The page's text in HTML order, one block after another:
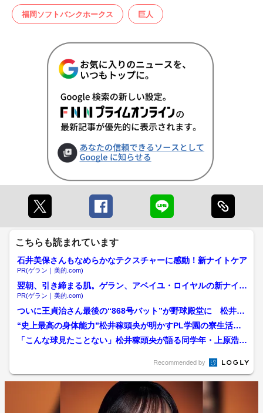
福岡ソフトバンクホークス 巨人
こちらも読まれています
石井美保さんもなめらかなテクスチャーに感動！新ナイトケア
PR(ゲラン｜美的.com)
翌朝、引き締まる肌。ゲラン、アベイユ・ロイヤルの新ナイト
ケア
PR(ゲラン｜美的.com)
ついに王貞治さん最後の“868号バット”が野球殿堂に 松井秀
喜が肖像に選んだ写真...
“史上最高の身体能力”松井稼頭央が明かすPL学園の寮生活と
「1年生ルール」 見抜...
「こんな球見たことない」松井稼頭央が語る同学年・上原浩治
Recommended by